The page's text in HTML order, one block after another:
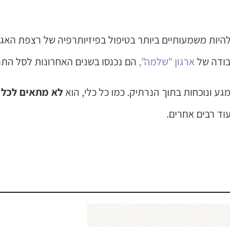
משמעותיים ביותר בטיפול בפיזיותרפיה של רצפת
של ארגון "שלמה", הם נכנסו בשנים האחרונות לסל
ונוכחות בתוך הנרתיק. כמו כל כלי, הואלא מתאים
רבים אחרים.